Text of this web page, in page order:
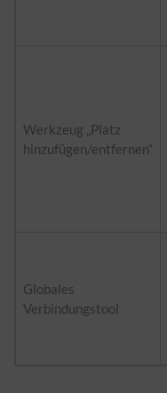
Werkzeug „Platz
hinzufügen/entfernen“
Globales
Verbindungstool